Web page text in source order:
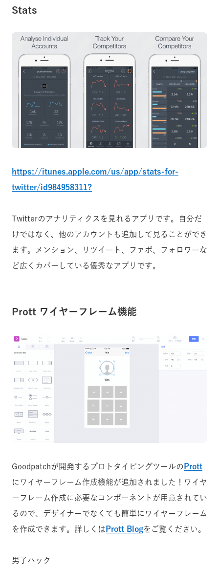
Stats
https://itunes.apple.com/us/app/stats-for-
twitter/id984958311?
Twitterのアナリティクスを見れるアプリです。自分だ
けではなく、他のアカウントも追加して見ることができ
ます。メンション、リツイート、ファボ、フォロワーな
ど広くカバーしている優秀なアプリです。
Prott ワイヤーフレーム機能
Goodpatchが開発するプロトタイピングツールの Prott
にワイヤーフレーム作成機能が追加されました！ワイヤ
ーフレーム作成に必要なコンポーネントが用意されてい
るので、デザイナーでなくても簡単にワイヤーフレーム
を作成できます。詳しくは Prott Blogをご覧ください。
男子ハック